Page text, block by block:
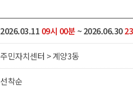
2026.03.11 09시 00분~ 2026.06.30
주민자치센터 > 계양3동
선착순